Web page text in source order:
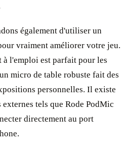
également d'utiliser un
vraiment améliorer votre jeu.
à l'emploi est parfait pour les
micro de table robuste fait des
personnelles. Il existe
tels que Rode PodMic
directement au port